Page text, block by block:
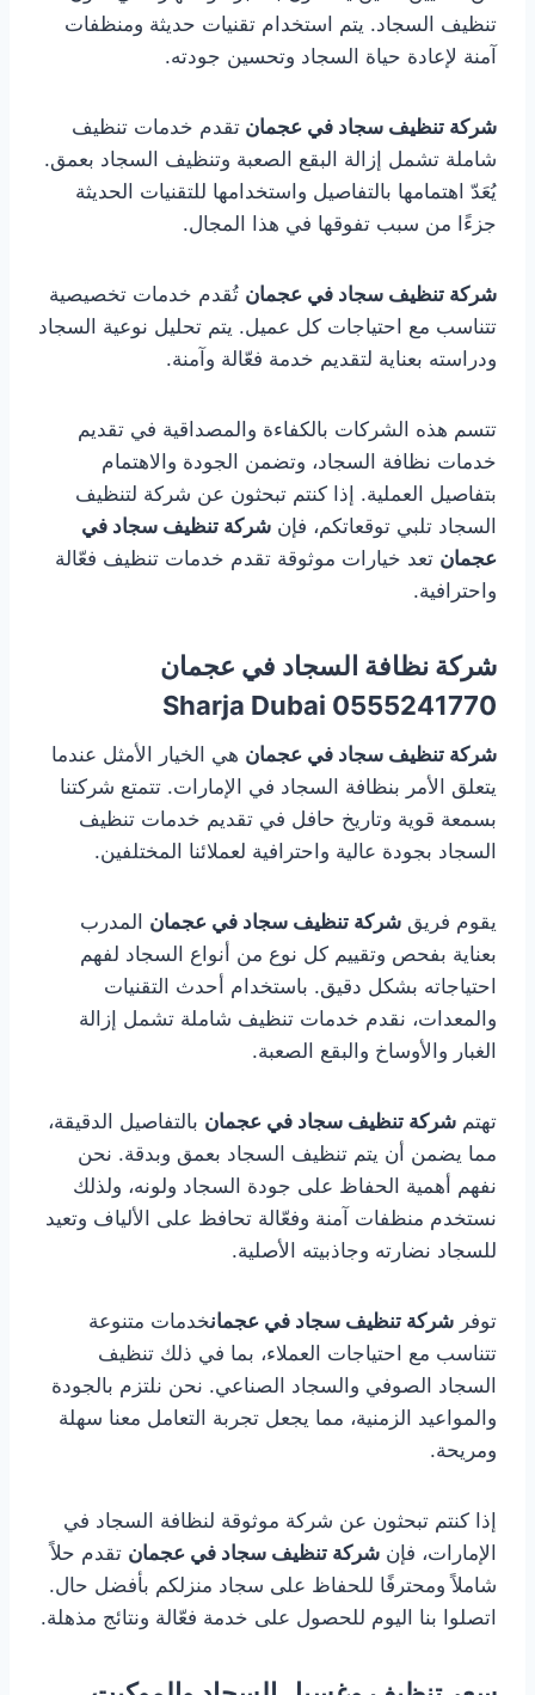
تنظيف السجاد. يتم استخدام تقنيات حديثة ومنظفات
آمنة لإعادة حياة السجاد وتحسين جودته.
شركة تنظيف سجاد في عجمان تقدم خدمات تنظيف
شاملة تشمل إزالة البقع الصعبة وتنظيف السجاد بعمق.
يُعَدّ اهتمامها بالتفاصيل واستخدامها للتقنيات الحديثة
جزءًا من سبب تفوقها في هذا المجال.
شركة تنظيف سجاد في عجمان تُقدم خدمات تخصيصية
تتناسب مع احتياجات كل عميل. يتم تحليل نوعية السجاد
ودراسته بعناية لتقديم خدمة فعّالة وآمنة.
تتسم هذه الشركات بالكفاءة والمصداقية في تقديم
خدمات نظافة السجاد، وتضمن الجودة والاهتمام
بتفاصيل العملية. إذا كنتم تبحثون عن شركة لتنظيف
السجاد تلبي توقعاتكم، فإن شركة تنظيف سجاد في
عجمان تعد خيارات موثوقة تقدم خدمات تنظيف فعّالة
واحترافية.
شركة نظافة السجاد في عجمان
0555241770 Sharja Dubai
شركة تنظيف سجاد في عجمان هي الخيار الأمثل عندما
يتعلق الأمر بنظافة السجاد في الإمارات. تتمتع شركتنا
بسمعة قوية وتاريخ حافل في تقديم خدمات تنظيف
السجاد بجودة عالية واحترافية لعملائنا المختلفين.
يقوم فريق شركة تنظيف سجاد في عجمان المدرب
بعناية بفحص وتقييم كل نوع من أنواع السجاد لفهم
احتياجاته بشكل دقيق. باستخدام أحدث التقنيات
والمعدات، نقدم خدمات تنظيف شاملة تشمل إزالة
الغبار والأوساخ والبقع الصعبة.
تهتم شركة تنظيف سجاد في عجمان بالتفاصيل الدقيقة،
مما يضمن أن يتم تنظيف السجاد بعمق وبدقة. نحن
نفهم أهمية الحفاظ على جودة السجاد ولونه، ولذلك
نستخدم منظفات آمنة وفعّالة تحافظ على الألياف وتعيد
للسجاد نضارته وجاذبيته الأصلية.
توفر شركة تنظيف سجاد في عجمانخدمات متنوعة
تتناسب مع احتياجات العملاء، بما في ذلك تنظيف
السجاد الصوفي والسجاد الصناعي. نحن نلتزم بالجودة
والمواعيد الزمنية، مما يجعل تجربة التعامل معنا سهلة
ومريحة.
إذا كنتم تبحثون عن شركة موثوقة لنظافة السجاد في
الإمارات، فإن شركة تنظيف سجاد في عجمان تقدم حلاً
شاملاً ومحترفًا للحفاظ على سجاد منزلكم بأفضل حال.
اتصلوا بنا اليوم للحصول على خدمة فعّالة ونتائج مذهلة.